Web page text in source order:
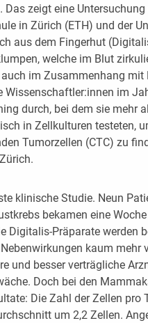
Das zeigt eine
in Zürich (ETH) und der
aus dem Fingerhut
welche im Blut
im Zusammenhang
Wissenschaftler:innen im
durch, bei dem sie mehr
in Zellkulturen testeten,
Tumorzellen (CTC) zu
klinische Studie. Neun
bekamen eine
Digitalis-Präparate werden
kaum mehr
und besser verträgliche
Doch bei den
Die Zahl der Zellen pro
um 2,2 Zellen.